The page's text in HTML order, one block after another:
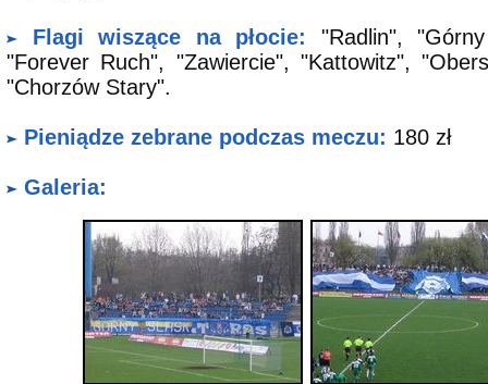
Flagi wiszące na płocie:
"Radlin",
"Forever Ruch", "Zawiercie", "Kattowitz",
"Chorzów Stary".
Pieniądze zebrane podczas meczu: 180 zł
Galeria: